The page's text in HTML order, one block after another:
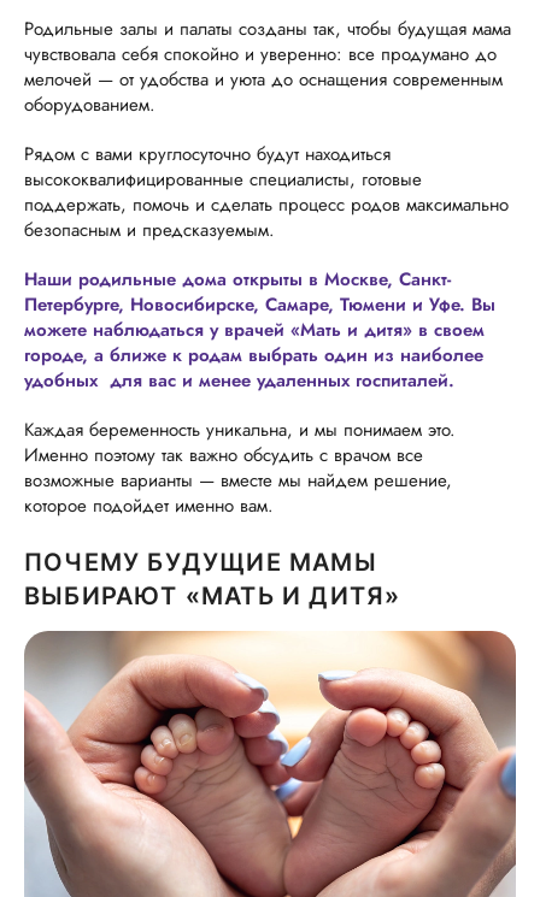
Родильные залы и палаты созданы так, чтобы будущая мама
чувствовала себя спокойно и уверенно: все продумано до
мелочей — от удобства и уюта до оснащения современным
оборудованием.
Рядом с вами круглосуточно будут находиться
высококвалифицированные специалисты, готовые
поддержать, помочь и сделать процесс родов максимально
безопасным и предсказуемым.
Наши родильные дома открыты в Москве, Санкт-
Петербурге, Новосибирске, Самаре, Тюмени и Уфе. Вы
можете наблюдаться у врачей «Мать и дитя» в своем
городе, а ближе к родам выбрать один из наиболее
удобных для вас и менее удаленных госпиталей.
Каждая беременность уникальна, и мы понимаем это.
Именно поэтому так важно обсудить с врачом все
возможные варианты — вместе мы найдем решение,
которое подойдет именно вам.
ПОЧЕМУ БУДУЩИЕ МАМЫ
ВЫБИРАЮТ «МАТЬ И ДИТЯ»